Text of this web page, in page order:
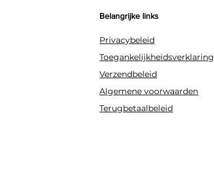
Belangrijke links
Privacybeleid
Toegankelijkheidsverklaring
Verzendbeleid
Algemene voorwaarden
Terugbetaalbeleid